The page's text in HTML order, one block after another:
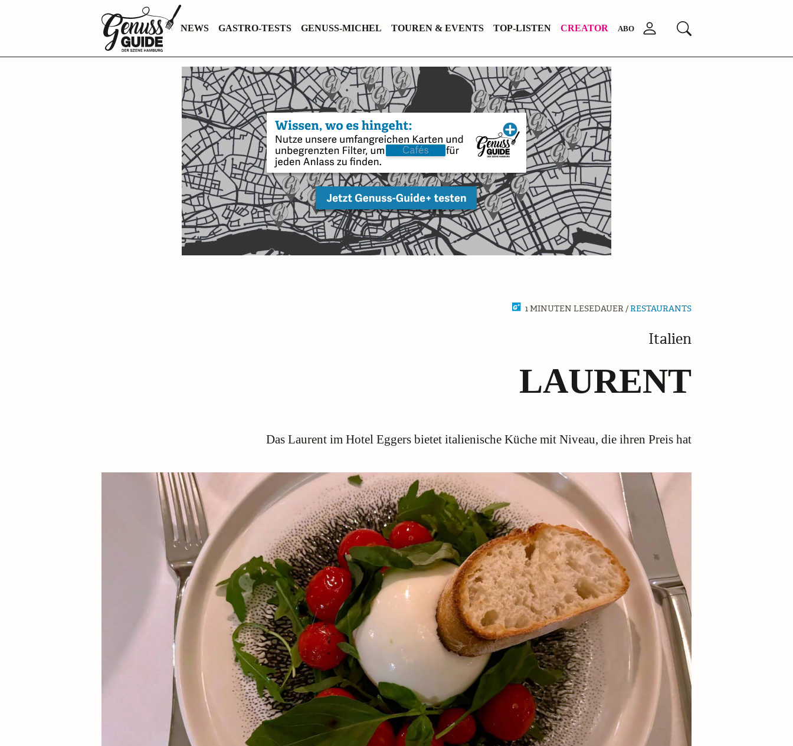
Zurück
zur
Startseite
NEWS GASTRO-TESTS GENUSS-MICHEL TOUREN & EVENTS TOP-LISTEN CREATOR ABO AnmeldenSuchen
1 MINUTEN LESEDAUER /RESTAURANTS
Italien
LAURENT
Das Laurent im Hotel Eggers bietet italienische Küche mit Niveau, die ihren Preis hat